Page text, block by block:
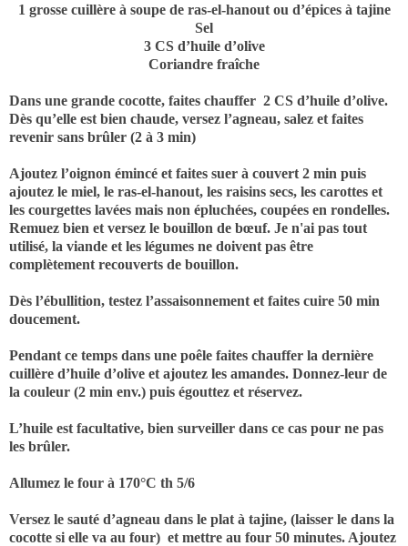
1 grosse cuillère à soupe de ras-el-hanout ou d’épices à tajine
Sel
3 CS d’huile d’olive
Coriandre fraîche
Dans une grande cocotte, faites chauffer 2 CS d’huile d’olive.
Dès qu’elle est bien chaude, versez l’agneau, salez et faites
revenir sans brûler (2 à 3 min)
Ajoutez l’oignon émincé et faites suer à couvert 2 min puis
ajoutez le miel, le ras-el-hanout, les raisins secs, les carottes et
les courgettes lavées mais non épluchées, coupées en rondelles.
Remuez bien et versez le bouillon de bœuf. Je n'ai pas tout
utilisé, la viande et les légumes ne doivent pas être
complètement recouverts de bouillon.
Dès l’ébullition, testez l’assaisonnement et faites cuire 50 min
doucement.
Pendant ce temps dans une poêle faites chauffer la dernière
cuillère d’huile d’olive et ajoutez les amandes. Donnez-leur de
la couleur (2 min env.) puis égouttez et réservez.
L’huile est facultative, bien surveiller dans ce cas pour ne pas
les brûler.
Allumez le four à 170°C th 5/6
Versez le sauté d’agneau dans le plat à tajine, (laisser le dans la
cocotte si elle va au four) et mettre au four 50 minutes. Ajoutez